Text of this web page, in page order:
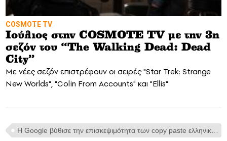
COSMOTE TV
Ιούλιος στην COSMOTE TV με την 3η
σεζόν του “The Walking Dead: Dead
City”
Με νέες σεζόν επιστρέφουν οι σειρές "Star Trek: Strange
New Worlds", "Colin From Accounts" και "Ellis"